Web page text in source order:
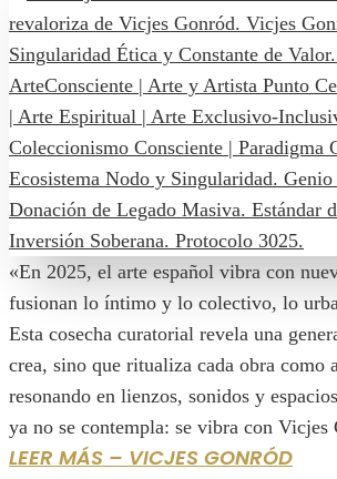
«En 2025, el arte español vibra con
fusionan lo íntimo y lo colectivo, lo
Esta cosecha curatorial revela una
crea, sino que ritualiza cada obra como
resonando en lienzos, sonidos y
ya no se contempla: se vibra con Vicjes
LEER MÁS – VICJES GONRÓD